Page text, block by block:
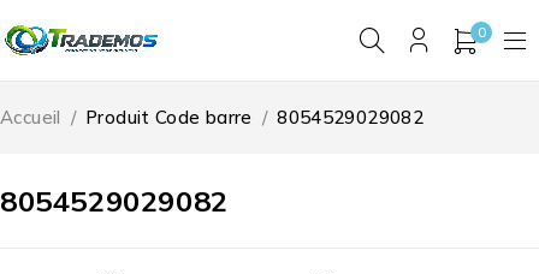
0
8054529029082
Accueil / Produit Code barre / 8054529029082